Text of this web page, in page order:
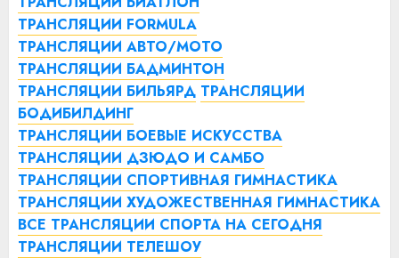
ТРАНСЛЯЦИИ FORMULA
ТРАНСЛЯЦИИ АВТО/МОТО
ТРАНСЛЯЦИИ БАДМИНТОН
ТРАНСЛЯЦИИ БИЛЬЯРД ТРАНСЛЯЦИИ
БОДИБИЛДИНГ
ТРАНСЛЯЦИИ БОЕВЫЕ ИСКУССТВА
ТРАНСЛЯЦИИ ДЗЮДО И САМБО
ТРАНСЛЯЦИИ СПОРТИВНАЯ ГИМНАСТИКА
ТРАНСЛЯЦИИ ХУДОЖЕСТВЕННАЯ ГИМНАСТИКА
ВСЕ ТРАНСЛЯЦИИ СПОРТА НА СЕГОДНЯ
ТРАНСЛЯЦИИ ТЕЛЕШОУ